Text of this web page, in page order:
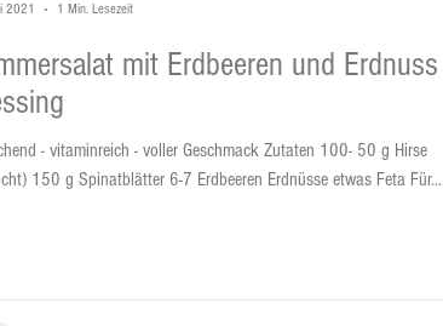
mit Erdbeeren und Erdnuss
- vitaminreich - voller Geschmack Zutaten 100- 50 g Hirse
150 g Spinatblätter 6-7 Erdbeeren Erdnüsse etwas Feta Für...
2021 1 Min. Lesezeit